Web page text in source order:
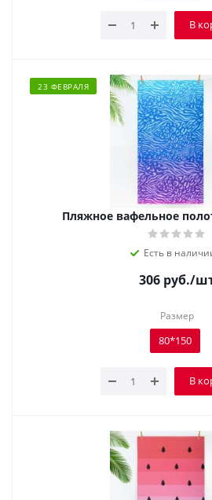
В
23 ФЕВРАЛЯ
Пляжное вафельное
Есть в
306руб./
Размер
80*150
В